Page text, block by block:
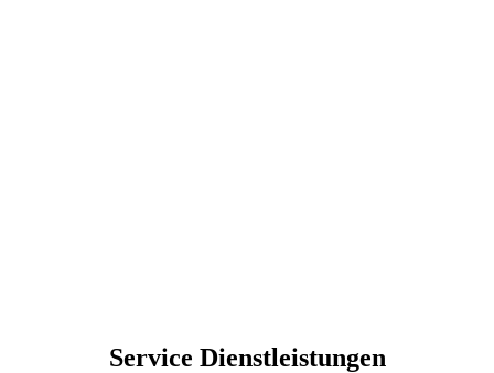
Service Dienstleistungen